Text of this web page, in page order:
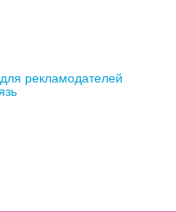
рекламодателей